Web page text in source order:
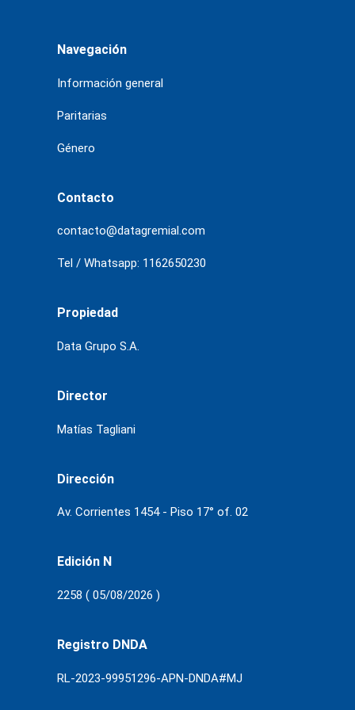
Navegación
Información general
Paritarias
Género
Contacto
contacto@datagremial.com
Tel / Whatsapp: 1162650230
Propiedad
Data Grupo S.A.
Director
Matías Tagliani
Dirección
Av. Corrientes 1454 - Piso 17° of. 02
Edición N
2258 ( 05/08/2026 )
Registro DNDA
RL-2023-99951296-APN-DNDA#MJ